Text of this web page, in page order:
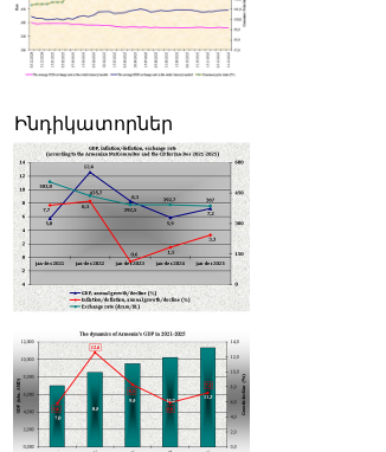
Ինդիկատորներ